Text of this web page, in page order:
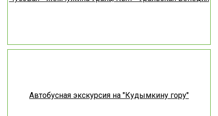
Автобусная экскурсия на "Кудымкину гору"